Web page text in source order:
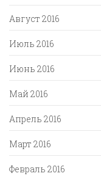
Август 2016
Июль 2016
Июнь 2016
Май 2016
Апрель 2016
Март 2016
Февраль 2016